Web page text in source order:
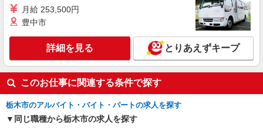
≪小山事業場≫ 栃木県栃木市藤岡町都賀2701-
1 （佐川急便 小山営業所内）
キープ 詳細を見る
アルバイト パート
SGフィルダー株式会社/W23751-012
荷物・商品仕分け
月給 253,500円
豊中市
詳細を見る とりあえずキープ
このお仕事に関連する条件で探す
栃木市のアルバイト・バイト・パートの求人を探す
同じ職種から栃木市の求人を探す